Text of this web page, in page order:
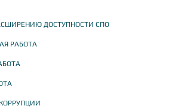
ДОСТУПНОСТИ СПО
РАБОТА